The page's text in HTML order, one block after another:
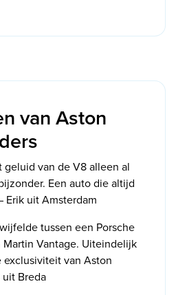
van Aston
van de V8 alleen al
Een auto die altijd
Erik uit Amsterdam
tussen een Porsche
Martin Vantage. Uiteindelijk
van Aston
uit Breda